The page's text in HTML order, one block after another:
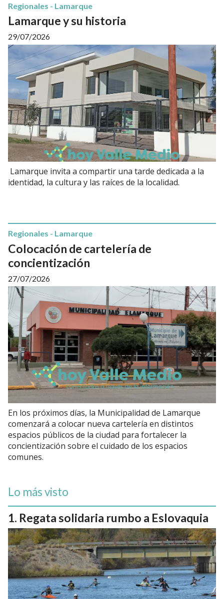
Lamarque y su historia
Regionales - Lamarque
29/07/2026
Lamarque invita a compartir una tarde dedicada a la
identidad, la cultura y las raíces de la localidad.
Colocación de cartelería de
concientización
Regionales - Lamarque
27/07/2026
En los próximos días, la Municipalidad de Lamarque
comenzará a colocar nueva cartelería en distintos
espacios públicos de la ciudad para fortalecer la
concientización sobre el cuidado de los espacios
comunes.
Lo más visto
Regata solidaria rumbo a Eslovaquia